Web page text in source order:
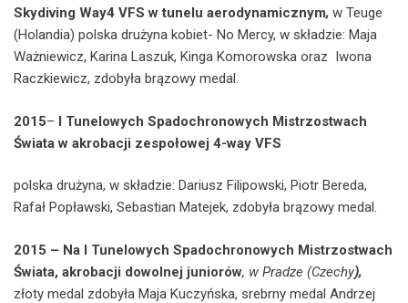
Skydiving Way4 VFS w tunelu aerodynamicznym, w Teuge
(Holandia) polska drużyna kobiet- No Mercy, w składzie: Maja
Ważniewicz, Karina Laszuk, Kinga Komorowska oraz Iwona
Raczkiewicz, zdobyła brązowy medal.
2015– I Tunelowych Spadochronowych Mistrzostwach
Świataw akrobacji zespołowej 4-way VFS
polska drużyna, w składzie: Dariusz Filipowski, Piotr Bereda,
Rafał Popławski, Sebastian Matejek, zdobyła brązowy medal.
2015 – Na I Tunelowych Spadochronowych Mistrzostwach
Świata, akrobacji dowolnej juniorów, w Pradze (Czechy),
złoty medal zdobyła Maja Kuczyńska, srebrny medal Andrzej